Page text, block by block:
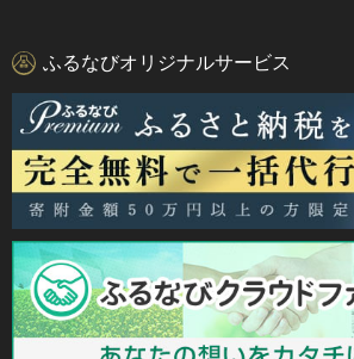
ふるなびオリジナルサービス